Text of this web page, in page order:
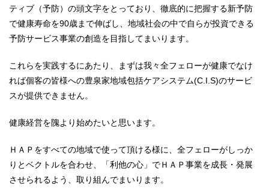
ティブ（予防）の頭文字をとっており、徹底的に把握する新予防
で健康寿命を90歳まで伸ばし、地域社会の中で自らが投資できる
予防サービス事業の創造を目指してまいります。
これらを実践するにあたり、まずは我々全フェローが健康でなけ
れば個客の皆様への豊泉家地域包括ケアシステム(C.I.S)のサービ
スが提供できません。
健康経営を隗より始めたいと思います。
ＨＡＰをすべての地域で使って頂ける様に、全フェローがしっか
りとベクトルを合わせ、「利他の心」でＨＡＰ事業を成長・発展
させられるよう、取り組んでまいります。